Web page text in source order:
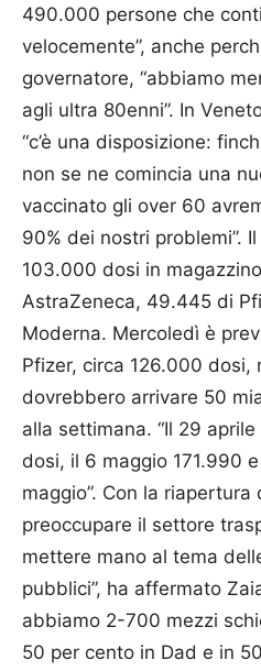
490.000 persone che
velocemente”, anche
governatore, “ab­biamo
agli ultra 80enni”. In
“c’è una disposizione:
non se ne comincia una
vaccinato gli over 60
90% dei nostri problemi”.
103.000 dosi in
AstraZeneca, 49.445 di
Moderna. Mercoledì è
Pfizer, circa 126.000 dosi,
dovrebbero arrivare 50
alla settimana. “Il 29
dosi, il 6 maggio 171.990
maggio”. Con la
preoccupare il settore
mettere mano al tema
pubblici”, ha affermato
abbiamo 2-700 mezzi
50 per cento in Dad e in